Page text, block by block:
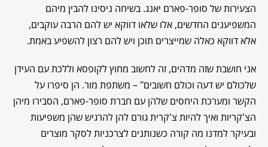
הצעירות של סופר-פארם יאנג. בשיחה ניסינו להבין מיהם
המשפיענים החדשים, אלו שלאו דווקא יש להם הרבה עוקבים,
אלא דווקא כאלה שמייצרים תוכן ויש להם רצון להשפיע באמת.
אני חושבת שזה מדהים, זה לחשוב מחוץ לקופסא וללכת עם העידן
שלכולם יש דעה וכולם חשובים" – משתפת מור. הן סיפרו על
הקשר ומערכת היחסים שלהן עם חברת סופר-פארם, הסבירו מיהן
הצ'קריות ואיך להיות צ'קרית גורם להן להרגיש שהן משפיעות
ובעיקר למדנו מה קורה כשנותנים לצרכניות לסקר מוצרים